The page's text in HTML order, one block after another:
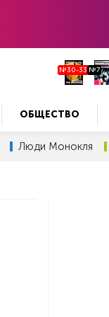
№30-33 №7
ОБЩЕСТВО
Люди Монокля